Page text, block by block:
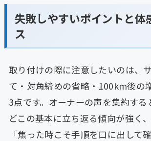
失敗しやすいポイントと体
ス
取り付けの際に注意したいのは、
て・対角締めの省略・100km後の
3点です。オーナーの声を集約する
どこの基本に立ち返る傾向が強く
「焦った時こそ手順を口に出して